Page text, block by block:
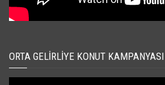
ORTA GELIRLIYE KONUT